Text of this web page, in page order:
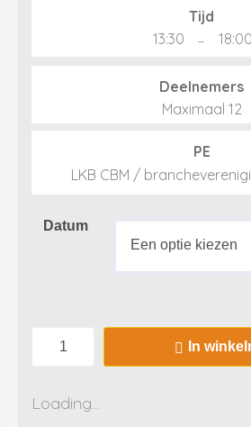
Tijd
13:30
– 18:00
Deelnemers
Maximaal 12
PE
LKB CBM /
Datum
In
Loading...